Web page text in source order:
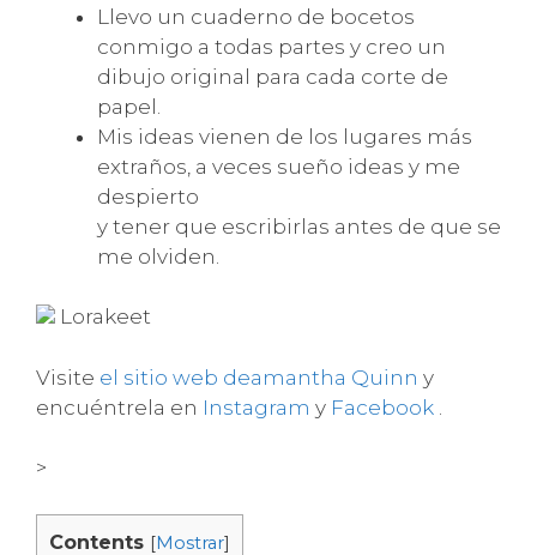
Llevo un cuaderno de bocetos
conmigo a todas partes y creo un
dibujo original para cada corte de
papel.
Mis ideas vienen de los lugares más
extraños, a veces sueño ideas y me
despierto
y tener que escribirlas antes de que se
me olviden.
Lorakeet
Visite el sitio web deamantha Quinn y
encuéntrela en Instagram y Facebook
>
Contents [Mostrar]